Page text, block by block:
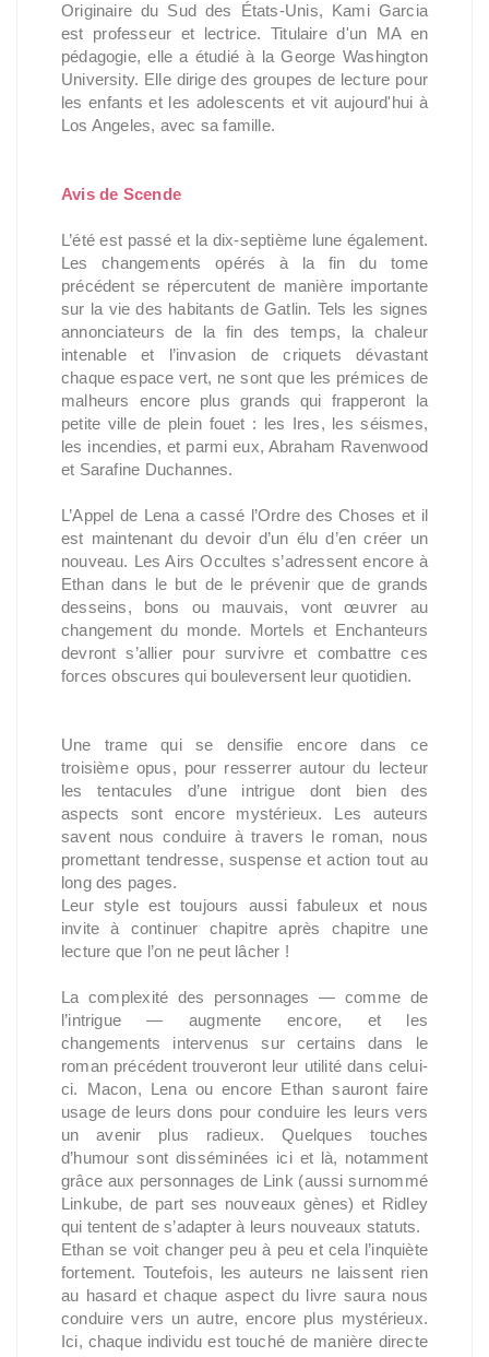
Originaire du Sud des États-Unis, Kami Garcia
est professeur et lectrice. Titulaire d'un MA en
pédagogie, elle a étudié à la George Washington
University. Elle dirige des groupes de lecture pour
les enfants et les adolescents et vit aujourd'hui à
Los Angeles, avec sa famille.
Avis de Scende
L’été est passé et la dix-septième lune également.
Les changements opérés à la fin du tome
précédent se répercutent de manière importante
sur la vie des habitants de Gatlin. Tels les signes
annonciateurs de la fin des temps, la chaleur
intenable et l’invasion de criquets dévastant
chaque espace vert, ne sont que les prémices de
malheurs encore plus grands qui frapperont la
petite ville de plein fouet : les Ires, les séismes,
les incendies, et parmi eux, Abraham Ravenwood
et Sarafine Duchannes.
L’Appel de Lena a cassé l’Ordre des Choses et il
est maintenant du devoir d’un élu d’en créer un
nouveau. Les Airs Occultes s’adressent encore à
Ethan dans le but de le prévenir que de grands
desseins, bons ou mauvais, vont œuvrer au
changement du monde. Mortels et Enchanteurs
devront s’allier pour survivre et combattre ces
forces obscures qui bouleversent leur quotidien.
Une trame qui se densifie encore dans ce
troisième opus, pour resserrer autour du lecteur
les tentacules d’une intrigue dont bien des
aspects sont encore mystérieux. Les auteurs
savent nous conduire à travers le roman, nous
promettant tendresse, suspense et action tout au
long des pages.
Leur style est toujours aussi fabuleux et nous
invite à continuer chapitre après chapitre une
lecture que l’on ne peut lâcher !
La complexité des personnages — comme de
l’intrigue — augmente encore, et les
changements intervenus sur certains dans le
roman précédent trouveront leur utilité dans celui-
ci. Macon, Lena ou encore Ethan sauront faire
usage de leurs dons pour conduire les leurs vers
un avenir plus radieux. Quelques touches
d’humour sont disséminées ici et là, notamment
grâce aux personnages de Link (aussi surnommé
Linkube, de part ses nouveaux gènes) et Ridley
qui tentent de s’adapter à leurs nouveaux statuts.
Ethan se voit changer peu à peu et cela l’inquiète
fortement. Toutefois, les auteurs ne laissent rien
au hasard et chaque aspect du livre saura nous
conduire vers un autre, encore plus mystérieux.
Ici, chaque individu est touché de manière directe